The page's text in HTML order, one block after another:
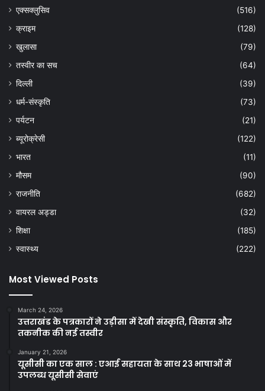
एक्सक्लुसिव
(516)
क्राइम
(128)
खुलासा
(79)
तस्वीर का सच
(64)
दिल्ली
(39)
धर्म-संस्कृति
(73)
पर्यटन
(21)
ब्यूरोक्रेसी
(122)
भारत
(11)
मौसम
(90)
राजनीति
(682)
वायरल अड्डा
(32)
शिक्षा
(185)
स्वास्थ्य
(222)
Most Viewed Posts
March 24, 2026
उत्तराखंड के पत्रकारों ने उड़ीसा में देखी संस्कृति, विकास और
तकनीक की नई तस्वीर
January 21, 2026
यूसीसी का एक साल : एआई सहायता के साथ 23 भाषाओं में
उपलब्ध यूसीसी सेवाएं